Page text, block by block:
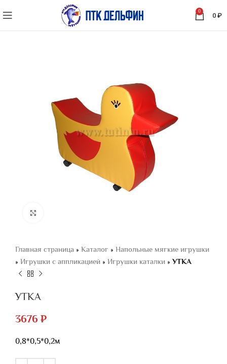
0
0 ₽
Главная страница » Каталог » Напольные мягкие игрушки
» Игрушки с аппликацией » Игрушки каталки »УТКА
УТКА
3676 ₽
0,8*0,5*0,2м